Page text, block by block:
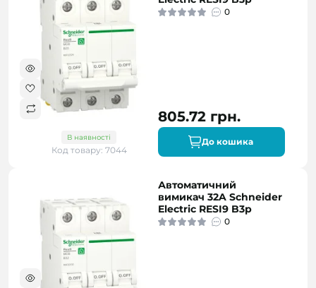
В наявності
Код товару: 7044
0
805.72 грн.
До кошика
Автоматичний
вимикач 32A Schneider
Electric RESI9 B3р
0